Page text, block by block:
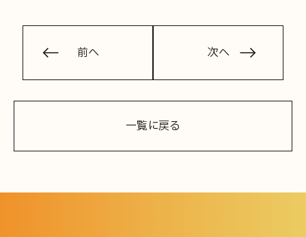
前へ 次へ
一覧に戻る